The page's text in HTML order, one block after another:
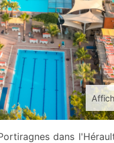
dans